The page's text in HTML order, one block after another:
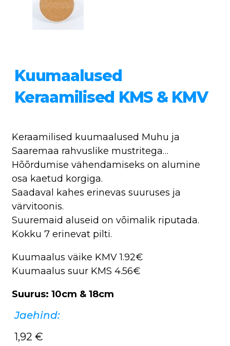
Kuumaalused
Keraamilised KMS & KMV
Keraamilised kuumaalused Muhu ja
Saaremaa rahvuslike mustritega…
Hõõrdumise vähendamiseks on alumine
osa kaetud korgiga.
Saadaval kahes erinevas suuruses ja
värvitoonis.
Suuremaid aluseid on võimalik riputada.
Kokku 7 erinevat pilti.
Kuumaalus väike KMV 1.92€
Kuumaalus suur KMS 4.56€
Suurus: 10cm & 18cm
Jaehind:
1,92 €